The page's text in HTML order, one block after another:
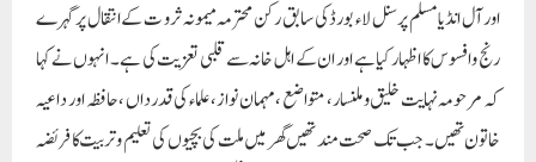
اور آل انڈیا مسلم پرسنل لاء بورڈ کی سابق رکن محترمہ میمونہ ثرو ت کے انتقال پر گہرے
رنج وافسوس کا اظہار کیا ہے اور ان کے اہل خانہ سے قلبی تعزیت کی ہے۔ انہوں نے کہا
کہ مرحومہ نہایت خلیق و ملنسار، متواضع ،مہمان نواز،علماء کی قدرداں ،حافظہ اور داعیہ
خاتون تھیں۔ جب تک صحت مند تھیں گھر میں ملت کی بچیوں کی تعلیم وتربیت کا فریضہ